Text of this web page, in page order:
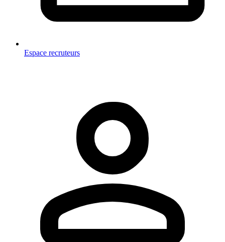
Espace recruteurs